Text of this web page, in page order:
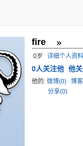
fire
0岁 详细个人资料
0人关注他 他
他的: 微博(0) 博
分享(0)